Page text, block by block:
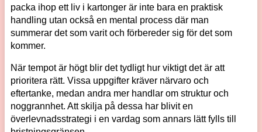
packa ihop ett liv i kartonger är inte bara en praktisk
handling utan också en mental process där man
summerar det som varit och förbereder sig för det som
kommer.
När tempot är högt blir det tydligt hur viktigt det är att
prioritera rätt. Vissa uppgifter kräver närvaro och
eftertanke, medan andra mer handlar om struktur och
noggrannhet. Att skilja på dessa har blivit en
överlevnadsstrategi i en vardag som annars lätt fylls till